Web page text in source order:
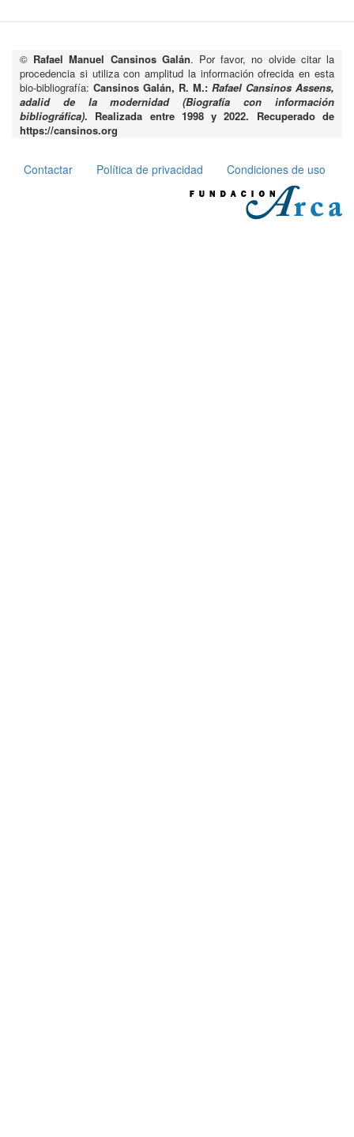
© Rafael Manuel Cansinos Galán. Por favor, no olvide citar la
procedencia si utiliza con amplitud la información ofrecida en esta
bio-bibliografía: Cansinos Galán, R. M.: Rafael Cansinos Assens,
adalid de la modernidad (Biografía con información
bibliográfica). Realizada entre 1998 y 2022. Recuperado de
https://cansinos.org
Pie
Contactar Política de privacidad Condiciones de uso